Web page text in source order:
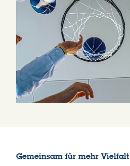
Gemeinsam für mehr Vielfalt